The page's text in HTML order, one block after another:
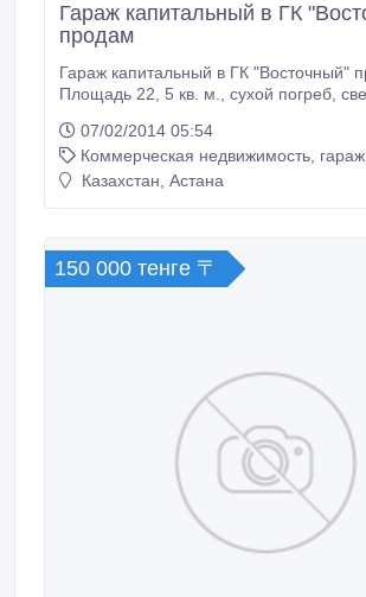
Гараж капитальный в ГК
продам
Гараж капитальный в ГК "Восточный"
Площадь 22, 5 кв. м., сухой погреб, свет проведен,
Можайского. Все документы. Цена 15
Хороший торг..
07/02/2014 05:54
Коммерческая недвижимость,
Казахстан, Астана
150 000 тенге 〒